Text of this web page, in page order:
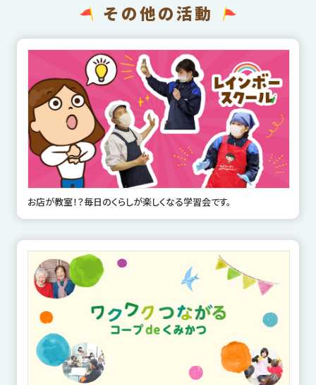
その他の活動
お店が教室！？毎日のくらしが楽しくなる学習会です。